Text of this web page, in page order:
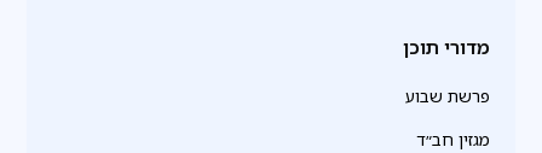
מדורי תוכן
פרשת שבוע
מגזין חב״ד